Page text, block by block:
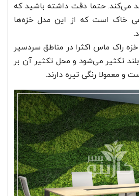
می‌کند. حتما دقت داشته باشید که
خاک است که از این مدل خزه‌ها
خزه راک ماس اکثرا در مناطق سردسیر
تکثیر می‌شود و محل تکثیر آن بر
و معمولا رنگی تیره دارند.